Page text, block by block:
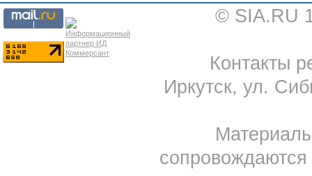
© SIA.RU
Контакты
Иркутск, ул.